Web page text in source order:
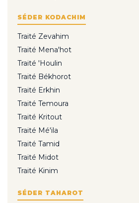
SÉDER KODACHIM
Traité Zevahim
Traité Mena'hot
Traité 'Houlin
Traité Békhorot
Traité Erkhin
Traité Temoura
Traité Kritout
Traité Mé'ila
Traité Tamid
Traité Midot
Traité Kinim
SÉDER TAHAROT